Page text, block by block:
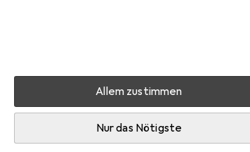
Allem zustimmen
Nur das Nötigste
Lico Eagar High Zubehör